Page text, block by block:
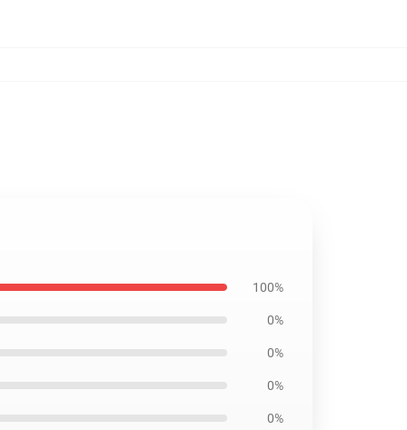
100%
0%
0%
0%
0%